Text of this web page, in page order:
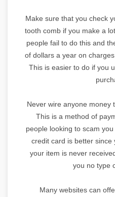
Make sure that you check
tooth comb if you make a
people fail to do this and
of dollars a year on
This is easier to do if you
Never wire anyone money
This is a method of
people looking to scam
credit card is better since
your item is never
you no type
Many websites can